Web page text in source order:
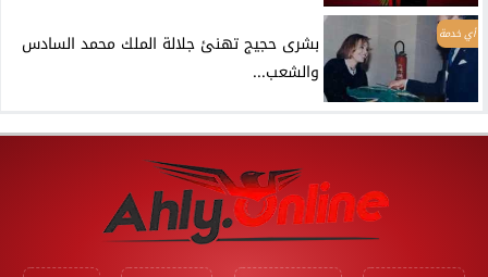
أي خدمة
بشرى حجيج تهنئ جلالة الملك محمد السادس
والشعب...